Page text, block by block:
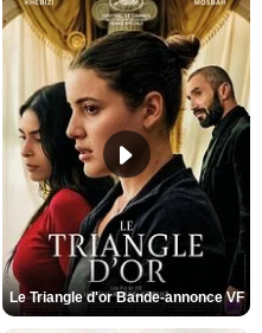
Le Triangle d'or Bande-annonce VF